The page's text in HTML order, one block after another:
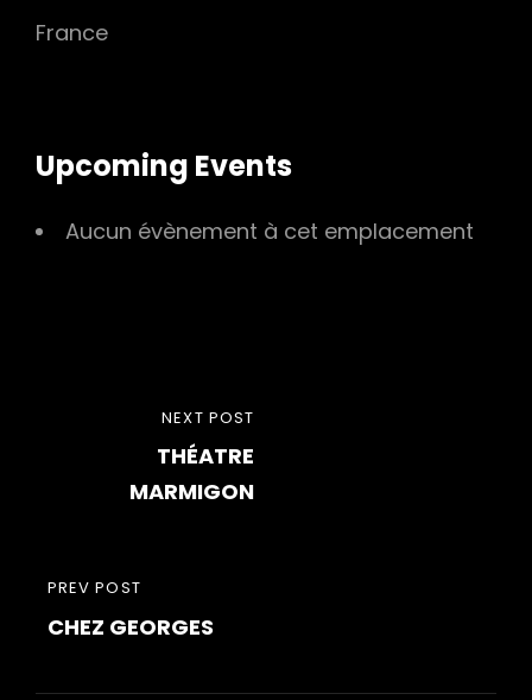
France
Upcoming Events
Aucun évènement à cet emplacement
Navigation
l’article
PREVIOUS
POST
PREV POST
CHEZ GEORGES
NEXT POST
THÉATRE
MARMIGON